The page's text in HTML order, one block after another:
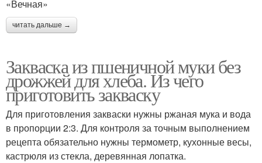
«Вечная»
читать дальше →
Закваска из пшеничной муки без
дрожжей для хлеба. Из чего
приготовить закваску
Для приготовления закваски нужны ржаная мука и вода
в пропорции 2:3. Для контроля за точным выполнением
рецепта обязательно нужны термометр, кухонные весы,
кастрюля из стекла, деревянная лопатка.